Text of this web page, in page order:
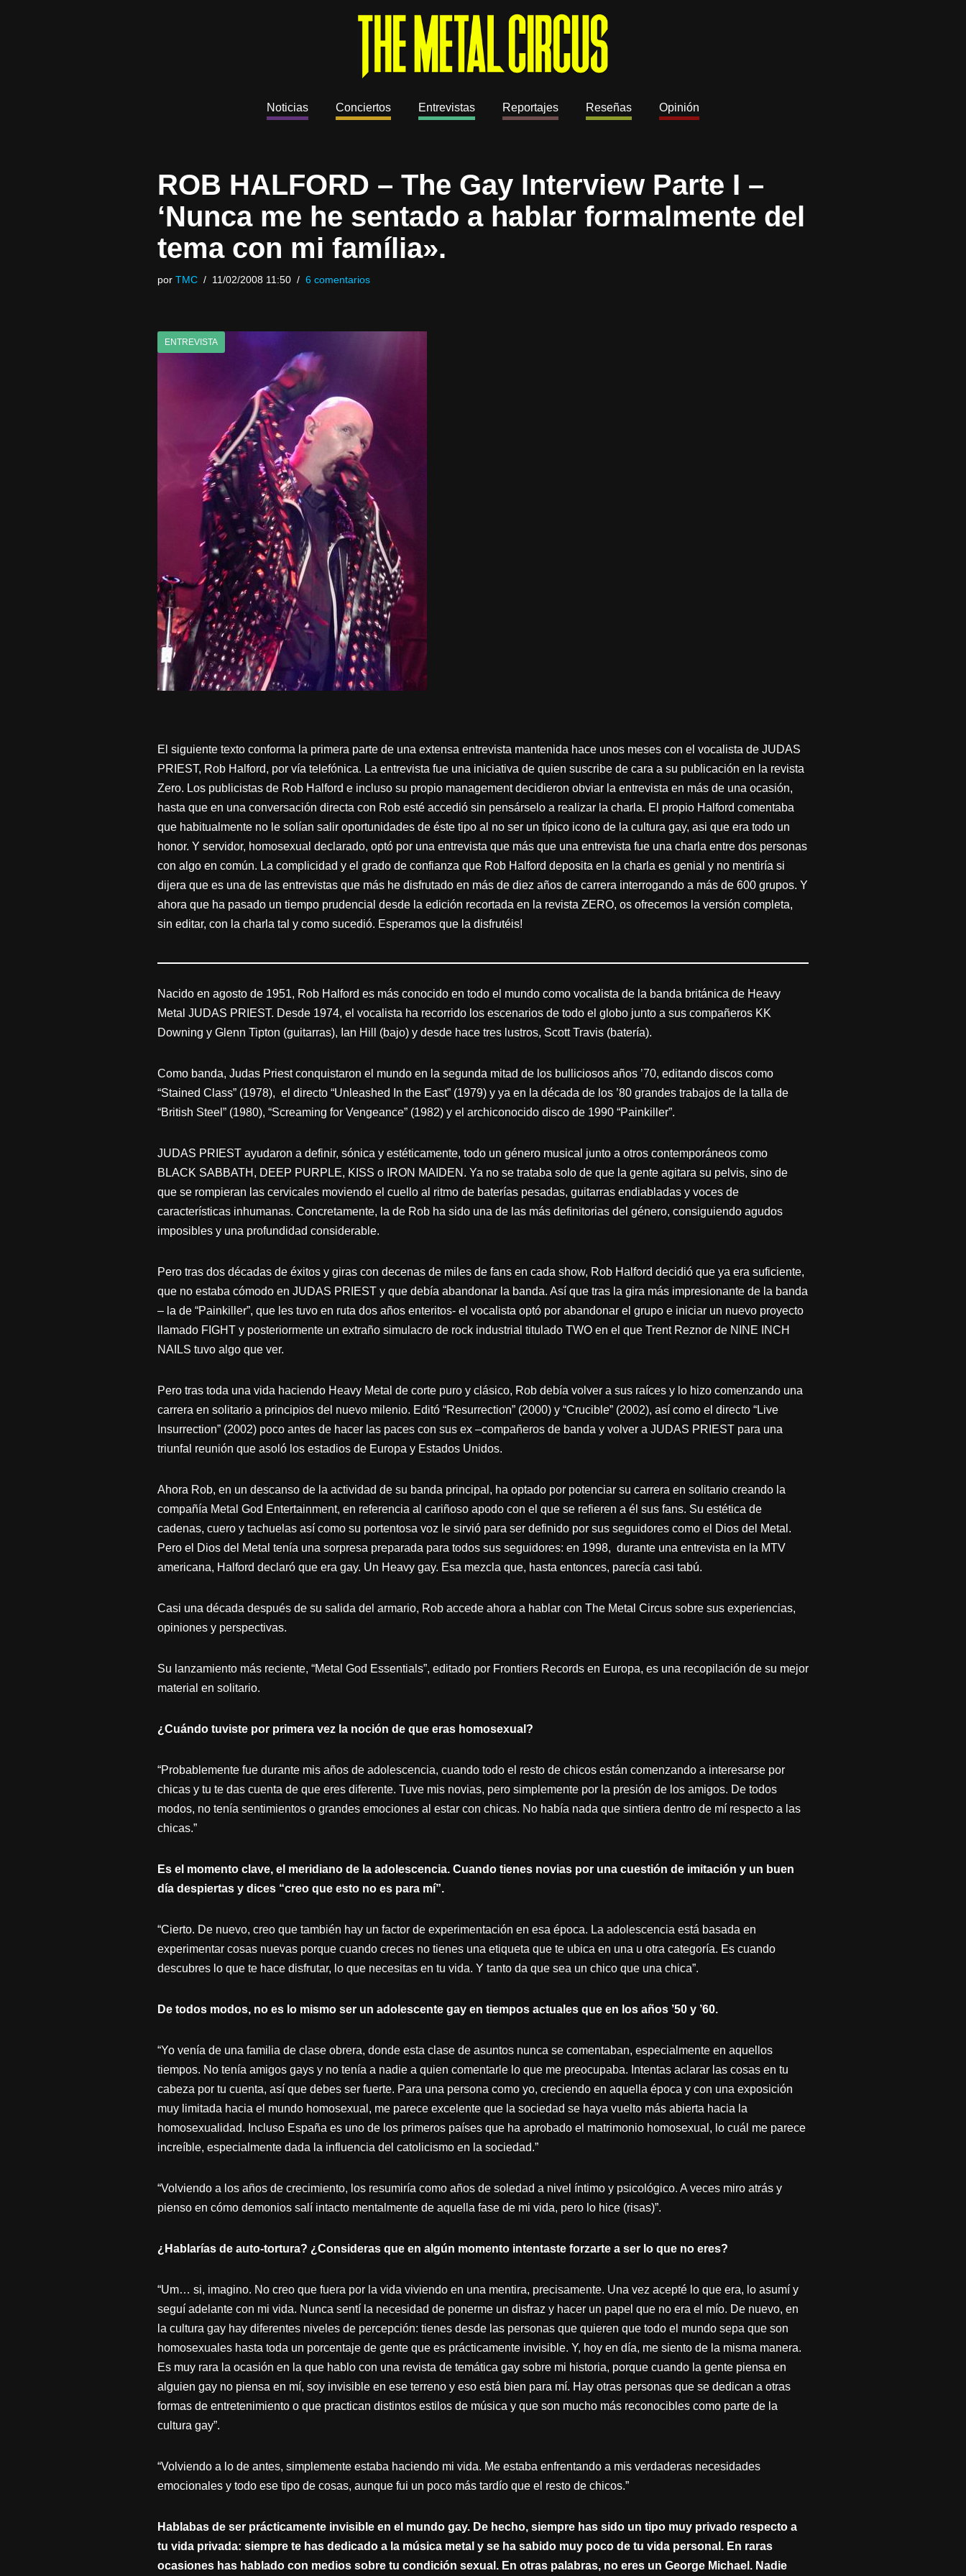
Noticias Conciertos Entrevistas Reportajes Reseñas Opinión
ROB HALFORD – The Gay Interview Parte I –
‘Nunca me he sentado a hablar formalmente del
tema con mi família».
por TMC 11/02/2008 11:50 6 comentarios
ENTREVISTA
El siguiente texto conforma la primera parte de una extensa entrevista mantenida hace unos meses con el vocalista de JUDAS
PRIEST, Rob Halford, por vía telefónica. La entrevista fue una iniciativa de quien suscribe de cara a su publicación en la revista
Zero. Los publicistas de Rob Halford e incluso su propio management decidieron obviar la entrevista en más de una ocasión,
hasta que en una conversación directa con Rob esté accedió sin pensárselo a realizar la charla. El propio Halford comentaba
que habitualmente no le solían salir oportunidades de éste tipo al no ser un típico icono de la cultura gay, asi que era todo un
honor. Y servidor, homosexual declarado, optó por una entrevista que más que una entrevista fue una charla entre dos personas
con algo en común. La complicidad y el grado de confianza que Rob Halford deposita en la charla es genial y no mentiría si
dijera que es una de las entrevistas que más he disfrutado en más de diez años de carrera interrogando a más de 600 grupos. Y
ahora que ha pasado un tiempo prudencial desde la edición recortada en la revista ZERO, os ofrecemos la versión completa,
sin editar, con la charla tal y como sucedió. Esperamos que la disfrutéis!
Nacido en agosto de 1951, Rob Halford es más conocido en todo el mundo como vocalista de la banda británica de Heavy
Metal JUDAS PRIEST. Desde 1974, el vocalista ha recorrido los escenarios de todo el globo junto a sus compañeros KK
Downing y Glenn Tipton (guitarras), Ian Hill (bajo) y desde hace tres lustros, Scott Travis (batería).
Como banda, Judas Priest conquistaron el mundo en la segunda mitad de los bulliciosos años ’70, editando discos como
“Stained Class” (1978), el directo “Unleashed In the East” (1979) y ya en la década de los ’80 grandes trabajos de la talla de
“British Steel” (1980), “Screaming for Vengeance” (1982) y el archiconocido disco de 1990 “Painkiller”.
JUDAS PRIEST ayudaron a definir, sónica y estéticamente, todo un género musical junto a otros contemporáneos como
BLACK SABBATH, DEEP PURPLE, KISS o IRON MAIDEN. Ya no se trataba solo de que la gente agitara su pelvis, sino de
que se rompieran las cervicales moviendo el cuello al ritmo de baterías pesadas, guitarras endiabladas y voces de
características inhumanas. Concretamente, la de Rob ha sido una de las más definitorias del género, consiguiendo agudos
imposibles y una profundidad considerable.
Pero tras dos décadas de éxitos y giras con decenas de miles de fans en cada show, Rob Halford decidió que ya era suficiente,
que no estaba cómodo en JUDAS PRIEST y que debía abandonar la banda. Así que tras la gira más impresionante de la banda
– la de “Painkiller”, que les tuvo en ruta dos años enteritos- el vocalista optó por abandonar el grupo e iniciar un nuevo proyecto
llamado FIGHT y posteriormente un extraño simulacro de rock industrial titulado TWO en el que Trent Reznor de NINE INCH
NAILS tuvo algo que ver.
Pero tras toda una vida haciendo Heavy Metal de corte puro y clásico, Rob debía volver a sus raíces y lo hizo comenzando una
carrera en solitario a principios del nuevo milenio. Editó “Resurrection” (2000) y “Crucible” (2002), así como el directo “Live
Insurrection” (2002) poco antes de hacer las paces con sus ex –compañeros de banda y volver a JUDAS PRIEST para una
triunfal reunión que asoló los estadios de Europa y Estados Unidos.
Ahora Rob, en un descanso de la actividad de su banda principal, ha optado por potenciar su carrera en solitario creando la
compañía Metal God Entertainment, en referencia al cariñoso apodo con el que se refieren a él sus fans. Su estética de
cadenas, cuero y tachuelas así como su portentosa voz le sirvió para ser definido por sus seguidores como el Dios del Metal.
Pero el Dios del Metal tenía una sorpresa preparada para todos sus seguidores: en 1998, durante una entrevista en la MTV
americana, Halford declaró que era gay. Un Heavy gay. Esa mezcla que, hasta entonces, parecía casi tabú.
Casi una década después de su salida del armario, Rob accede ahora a hablar con The Metal Circus sobre sus experiencias,
opiniones y perspectivas.
Su lanzamiento más reciente, “Metal God Essentials”, editado por Frontiers Records en Europa, es una recopilación de su mejor
material en solitario.
¿Cuándo tuviste por primera vez la noción de que eras homosexual?
“Probablemente fue durante mis años de adolescencia, cuando todo el resto de chicos están comenzando a interesarse por
chicas y tu te das cuenta de que eres diferente. Tuve mis novias, pero simplemente por la presión de los amigos. De todos
modos, no tenía sentimientos o grandes emociones al estar con chicas. No había nada que sintiera dentro de mí respecto a las
chicas.”
Es el momento clave, el meridiano de la adolescencia. Cuando tienes novias por una cuestión de imitación y un buen
día despiertas y dices “creo que esto no es para mí”.
“Cierto. De nuevo, creo que también hay un factor de experimentación en esa época. La adolescencia está basada en
experimentar cosas nuevas porque cuando creces no tienes una etiqueta que te ubica en una u otra categoría. Es cuando
descubres lo que te hace disfrutar, lo que necesitas en tu vida. Y tanto da que sea un chico que una chica”.
De todos modos, no es lo mismo ser un adolescente gay en tiempos actuales que en los años ’50 y ’60.
“Yo venía de una familia de clase obrera, donde esta clase de asuntos nunca se comentaban, especialmente en aquellos
tiempos. No tenía amigos gays y no tenía a nadie a quien comentarle lo que me preocupaba. Intentas aclarar las cosas en tu
cabeza por tu cuenta, así que debes ser fuerte. Para una persona como yo, creciendo en aquella época y con una exposición
muy limitada hacia el mundo homosexual, me parece excelente que la sociedad se haya vuelto más abierta hacia la
homosexualidad. Incluso España es uno de los primeros países que ha aprobado el matrimonio homosexual, lo cuál me parece
increíble, especialmente dada la influencia del catolicismo en la sociedad.”
“Volviendo a los años de crecimiento, los resumiría como años de soledad a nivel íntimo y psicológico. A veces miro atrás y
pienso en cómo demonios salí intacto mentalmente de aquella fase de mi vida, pero lo hice (risas)”.
¿Hablarías de auto-tortura? ¿Consideras que en algún momento intentaste forzarte a ser lo que no eres?
“Um… si, imagino. No creo que fuera por la vida viviendo en una mentira, precisamente. Una vez acepté lo que era, lo asumí y
seguí adelante con mi vida. Nunca sentí la necesidad de ponerme un disfraz y hacer un papel que no era el mío. De nuevo, en
la cultura gay hay diferentes niveles de percepción: tienes desde las personas que quieren que todo el mundo sepa que son
homosexuales hasta toda un porcentaje de gente que es prácticamente invisible. Y, hoy en día, me siento de la misma manera.
Es muy rara la ocasión en la que hablo con una revista de temática gay sobre mi historia, porque cuando la gente piensa en
alguien gay no piensa en mí, soy invisible en ese terreno y eso está bien para mí. Hay otras personas que se dedican a otras
formas de entretenimiento o que practican distintos estilos de música y que son mucho más reconocibles como parte de la
cultura gay”.
“Volviendo a lo de antes, simplemente estaba haciendo mi vida. Me estaba enfrentando a mis verdaderas necesidades
emocionales y todo ese tipo de cosas, aunque fui un poco más tardío que el resto de chicos.”
Hablabas de ser prácticamente invisible en el mundo gay. De hecho, siempre has sido un tipo muy privado respecto a
tu vida privada: siempre te has dedicado a la música metal y se ha sabido muy poco de tu vida personal. En raras
ocasiones has hablado con medios sobre tu condición sexual. En otras palabras, no eres un George Michael. Nadie